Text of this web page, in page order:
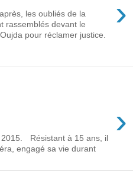
›
les oubliés de la
rassemblés devant le
pour réclamer justice.
›
2015. Résistant à 15 ans, il
engagé sa vie durant